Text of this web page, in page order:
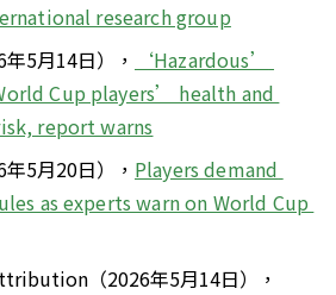
research group
5月14日），
‘Hazardous’
Cup players’ health and
report warns
5月20日）， Players demand
as experts warn on World Cup
（2026年5月14日），